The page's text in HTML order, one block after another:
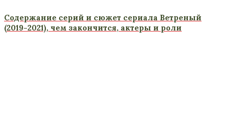
Содержание серий и сюжет сериала Ветреный
(2019-2021), чем закончится, актеры и роли